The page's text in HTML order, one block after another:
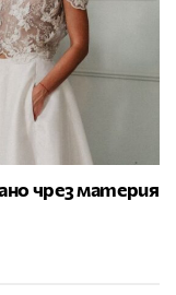
чрез материя